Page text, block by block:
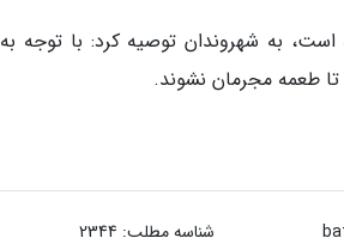
به شهروندان توصیه کرد: با توجه به
تا طعمه مجرمان نشوند.
شناسه مطلب: 2344